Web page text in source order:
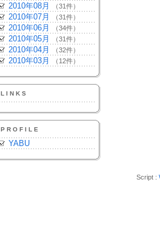
2010年08月 （31件）
2010年07月 （31件）
2010年06月 （34件）
2010年05月 （31件）
2010年04月 （32件）
2010年03月 （12件）
LINKS
PROFILE
YABU
Script :